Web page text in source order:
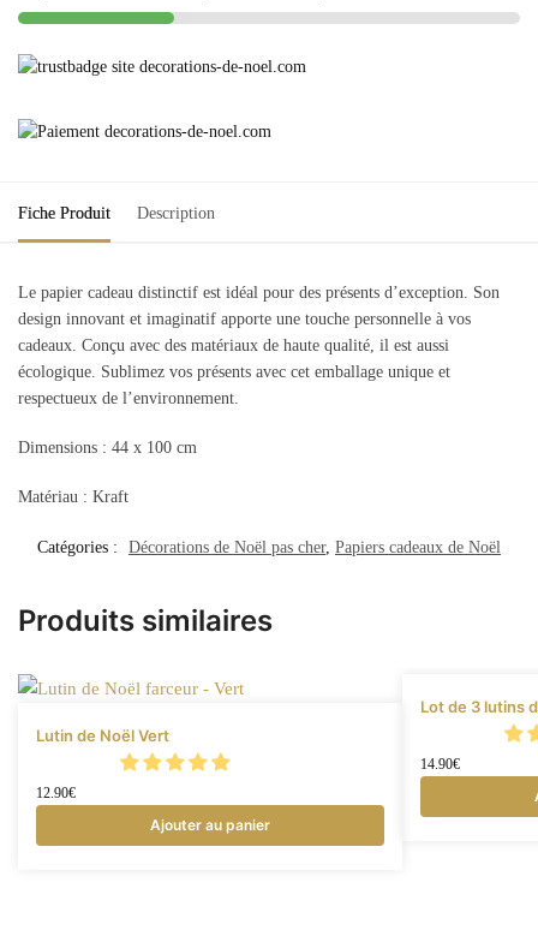
Fiche Produit Description
Le papier cadeau distinctif est idéal pour des présents d’exception. Son
design innovant et imaginatif apporte une touche personnelle à vos
cadeaux. Conçu avec des matériaux de haute qualité, il est aussi
écologique. Sublimez vos présents avec cet emballage unique et
respectueux de l’environnement.
Dimensions : 44 x 100 cm
Matériau : Kraft
Catégories : Décorations de Noël pas cher, Papiers cadeaux de Noël
Produits similaires
Lutin de Noël Vert
12.90€
Ajouter au panier
Lot de 3 lutins
14.90€